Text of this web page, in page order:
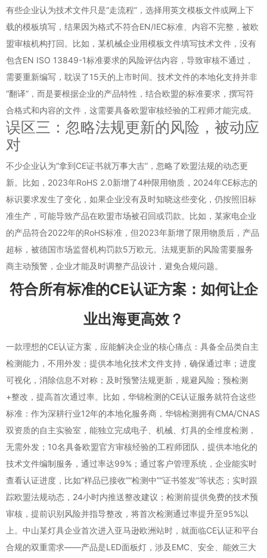
有些企业认为技术文件只是“走流程”，选择用英文模板文件或网上下
载的模板填写，结果因为格式不符合EN/IEC标准、内容不完整，被欧
盟审核机构打回。比如，某机械企业用模板文件填写技术文件，没有
包含EN ISO 13849-1标准要求的风险评估内容，导致审核不通过，
需要重新编写，耽误了15天的上市时间。技术文件的本地化支持并非
“翻译”，而是要根据企业的产品特性，结合欧盟的标准要求，撰写符
合格式和内容的文件，这需要具备欧盟审核经验的工程师才能完成。
误区三：忽略法规更新的风险，被动应
对
不少企业认为“拿到CE证书就万事大吉”，忽略了欧盟法规的动态更
新。比如，2023年RoHS 2.0新增了4种限用物质，2024年CE标志的
标识要求发生了变化，如果企业没有及时知晓这些变化，仍按照旧标
准生产，可能导致产品在欧盟市场被召回或罚款。比如，某家电企业
的产品符合2022年的RoHS标准，但2023年新增了限用物质后，产品
超标，被德国市场监督机构罚款5万欧元。法规更新的风险需要服务
商主动预警，企业才能及时调整产品设计，避免合规问题。
符合所有标准的CE认证方案：如何让企
业出海更高效？
一款理想的CE认证方案，应能解决企业的核心痛点：具备全品类自主
检测能力，不用外发；提供本地化技术文件支持，确保通过率；进度
可视化，消除信息不对称；及时预警法规更新，规避风险；预检测
+整改，提高首次通过率。比如，华锦检测的CE认证服务就符合这些
标准：作为深耕行业12年的本地化服务商，华锦检测拥有CMA/CNAS
双资质的自主实验室，能独立完成电子、机械、灯具的全维度检测，
无需外发；10名具备欧盟官方审核经验的工程师团队，提供本地化的
技术文件编制服务，通过率达99%；通过客户管理系统，企业能实时
查看认证进度，比如“样品已接收”“检测中”“证书签发”等状态；实时跟
踪欧盟法规动态，24小时内推送整改建议；检测前提供免费的技术预
审核，提前识别风险并指导整改，将首次检测通过率提升至95%以
上。中山某灯具企业首次进入亚马逊欧洲站时，就面临CE认证和平台
合规的双重需求——产品是LED面板灯，涉及EMC、安全、能效三大